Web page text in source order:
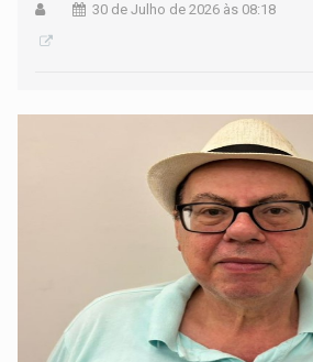
30 de Julho de 2026 às 08:18